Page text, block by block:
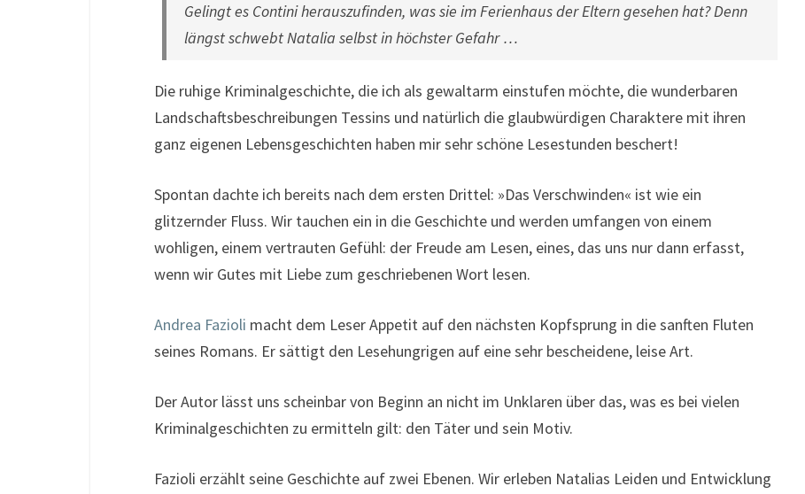
Gelingt es Contini herauszufinden, was sie im Ferienhaus der Eltern gesehen hat? Denn
längst schwebt Natalia selbst in höchster Gefahr …
Die ruhige Kriminalgeschichte, die ich als gewaltarm einstufen möchte, die wunderbaren
Landschaftsbeschreibungen Tessins und natürlich die glaubwürdigen Charaktere mit ihren
ganz eigenen Lebensgeschichten haben mir sehr schöne Lesestunden beschert!
Spontan dachte ich bereits nach dem ersten Drittel: »Das Verschwinden« ist wie ein
glitzernder Fluss. Wir tauchen ein in die Geschichte und werden umfangen von einem
wohligen, einem vertrauten Gefühl: der Freude am Lesen, eines, das uns nur dann erfasst,
wenn wir Gutes mit Liebe zum geschriebenen Wort lesen.
Andrea Fazioli macht dem Leser Appetit auf den nächsten Kopfsprung in die sanften Fluten
seines Romans. Er sättigt den Lesehungrigen auf eine sehr bescheidene, leise Art.
Der Autor lässt uns scheinbar von Beginn an nicht im Unklaren über das, was es bei vielen
Kriminalgeschichten zu ermitteln gilt: den Täter und sein Motiv.
Fazioli erzählt seine Geschichte auf zwei Ebenen. Wir erleben Natalias Leiden und Entwicklung